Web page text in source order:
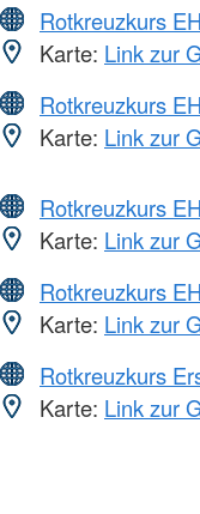
Rotkreuzkurs
Karte: Link zur
Rotkreuzkurs
Karte: Link zur
Rotkreuzkurs
Karte: Link zur
Rotkreuzkurs
Karte: Link zur
Rotkreuzkurs
Karte: Link zur